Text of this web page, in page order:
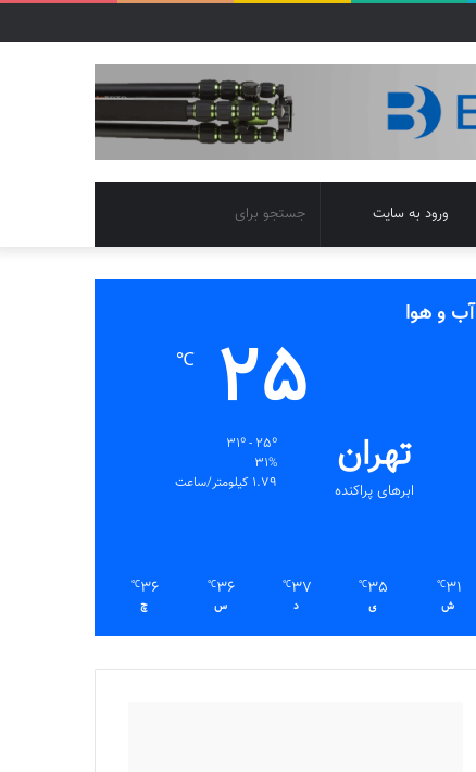
برای
تغییر
پوسته
ورود به سایت
آب و هوا
تهران
ابرهای پراکنده
25
℃
31%
1.79 کیلومتر/ساعت
31
℃
ش
35
℃
ی
37
℃
د
36
℃
س
36
℃
چ